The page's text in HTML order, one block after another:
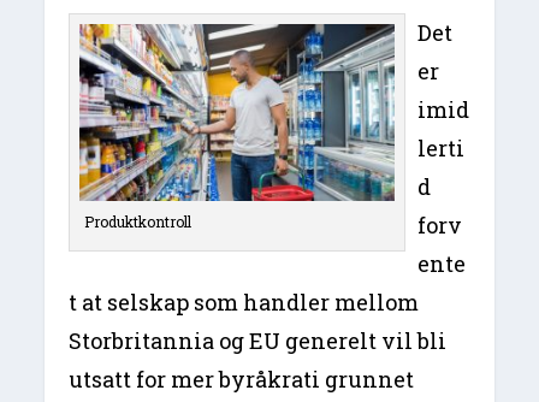
Produktkontroll
Det
er
imid
lerti
d
forv
ente
t at selskap som handler mellom
Storbritannia og EU generelt vil bli
utsatt for mer byråkrati grunnet